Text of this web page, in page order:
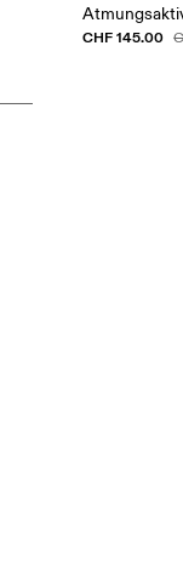
CHF 145.00